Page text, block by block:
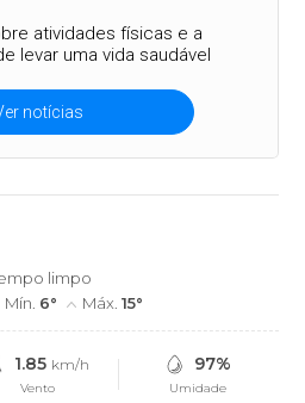
atividades físicas e a
levar uma vida saudável
notícias
limpo
Mín. 6° Máx.15°
1.85 km/h
Vento
97%
Umidade